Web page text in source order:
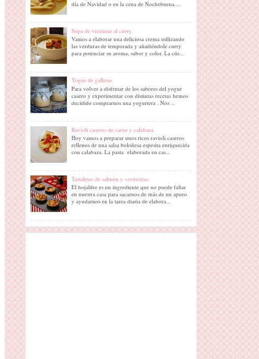
día de Navidad o en la cena de Nochebuena....
Sopa de verduras al curry.
Vamos a elaborar una deliciosa crema utilizando
las verduras de temporada y añadiéndole curry
para potenciar su aroma, sabor y color. La cúr...
Yogur de galletas.
Para volver a disfrutar de los sabores del yogur
casero y experimentar con distintas recetas hemos
decidido comprarnos una yogurtera . Nos ...
Ravioli caseros de carne y calabaza.
Hoy vamos a preparar unos ricos ravioli caseros
rellenos de una salsa boloñesa espesita enriquecida
con calabaza. La pasta elaborada en cas...
Tartaletas de salmón y verduritas.
El hojaldre es un ingrediente que no puede faltar
en nuestra casa para sacarnos de más de un apuro
y ayudarnos en la tarea diaria de elabora...